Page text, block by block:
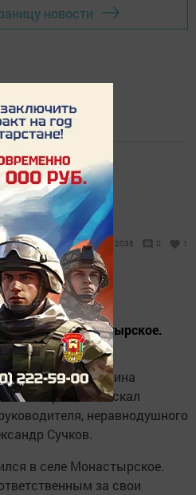
новости
08:49 2036 0 1
в селе Монастырское.
зори", Мадина
отрасли снискал
неравнодушного
Сучков.
в селе Монастырское.
за свои